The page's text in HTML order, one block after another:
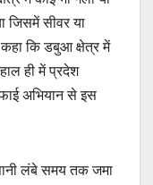
जिसमें सीवर या
कहा कि डबुआ क्षेत्र में
ही में प्रदेश
अभियान से इस
लंबे समय तक जमा